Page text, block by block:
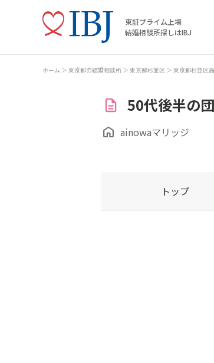
東証プライム上場
結婚相談所探しはIBJ
ホーム 東京都の結婚相談所 東京都杉並区 東京都杉並区
50代後半の
ainowaマリッジ
トップ